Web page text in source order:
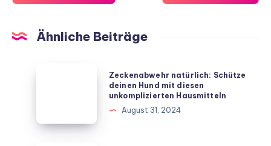
Ähnliche Beiträge
Hund
Zeckenabwehr natürlich: Schütze
deinen Hund mit diesen
unkomplizierten Hausmitteln
August 31, 2024